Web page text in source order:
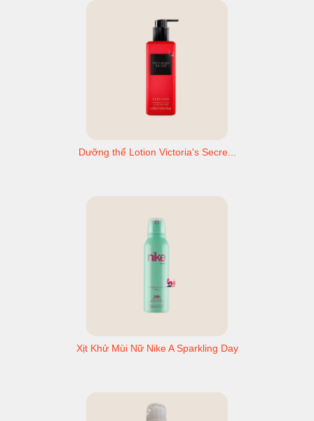
Dưỡng thể Lotion Victoria's Secre...
Xịt Khử Mùi Nữ Nike A Sparkling Day